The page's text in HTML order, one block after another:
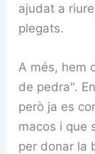
ajudat a
plegats.
A més, hem
de pedra".
però ja es
macos i que
per donar la